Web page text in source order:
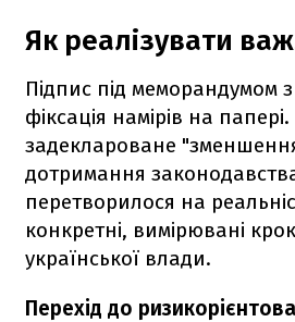
Як реалізувати
Підпис під
фіксація намірів на
задеклароване
дотримання
перетворилося на
конкретні, вимірювані
української влади.
Перехід до